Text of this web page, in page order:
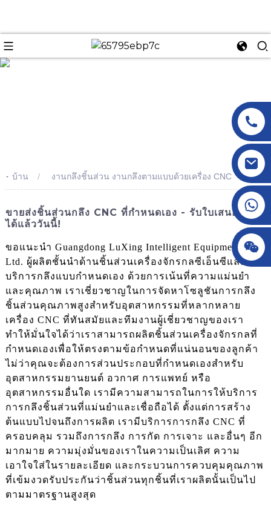
+86 18145770882
- บ้าน งานกลึงชิ้นส่วน งานกลึงตามแบบด้วยเครื่อง CNC
ขายส่งชิ้นส่วนกลึง CNC ที่กำหนดเอง - รับใบเสนอราคา
ได้แล้ววันนี้!
ขอแนะนำ Guangdong LuXing Intelligent Equipment Co.,
Ltd. ผู้ผลิตชั้นนำด้านชิ้นส่วนเครื่องจักรกลซีเอ็นซีและ
บริการกลึงแบบกำหนดเอง ด้วยการเน้นที่ความแม่นยำ
และคุณภาพ เราเชี่ยวชาญในการจัดหาโซลูชันการกลึง
ชิ้นส่วนคุณภาพสูงสำหรับอุตสาหกรรมที่หลากหลาย
เครื่อง CNC ที่ทันสมัยและทีมงานผู้เชี่ยวชาญของเรา
ทำให้มั่นใจได้ว่าเราสามารถผลิตชิ้นส่วนเครื่องจักรกลที่
กำหนดเองเพื่อให้ตรงตามข้อกำหนดที่แน่นอนของลูกค้า
ไม่ว่าคุณจะต้องการส่วนประกอบที่กำหนดเองสำหรับ
อุตสาหกรรมยานยนต์ อวกาศ การแพทย์ หรือ
อุตสาหกรรมอื่นใด เรามีความสามารถในการให้บริการ
การกลึงชิ้นส่วนที่แม่นยำและเชื่อถือได้ ตั้งแต่การสร้าง
ต้นแบบไปจนถึงการผลิต เรามีบริการการกลึง CNC ที่
ครอบคลุม รวมถึงการกลึง การกัด การเจาะ และอื่นๆ อีก
มากมาย ความมุ่งมั่นของเราในความเป็นเลิศ ความ
เอาใจใส่ในรายละเอียด และกระบวนการควบคุมคุณภาพ
ที่เข้มงวดรับประกันว่าชิ้นส่วนทุกชิ้นที่เราผลิตนั้นเป็นไป
ตามมาตรฐานสูงสุด